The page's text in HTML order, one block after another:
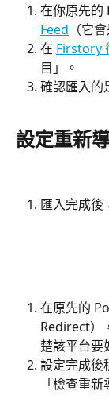
在你原先
Feed （它
在 Firstory
目」。
確認匯入的
設定重新
匯入完成後
在原先的
Redirect）
楚該平台要
設定完成後
「檢查重